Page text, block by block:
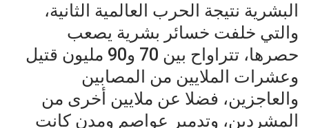
البشرية نتيجة الحرب العالمية الثانية،
والتي خلفت خسائر بشرية يصعب
حصرها، تتراواح بين 70 و90 مليون قتيل
وعشرات الملايين من المصابين
والعاجزين، فضلا عن ملايين أخرى من
المشردين، وتدمير عواصم ومدن كانت